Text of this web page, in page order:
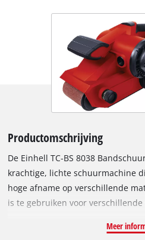
Productomschrijving
De Einhell TC-BS 8038
krachtige, lichte schuurmachine
hoge afname op verschillende
is te gebruiken voor
het mogelijk om de schuurband
Meer